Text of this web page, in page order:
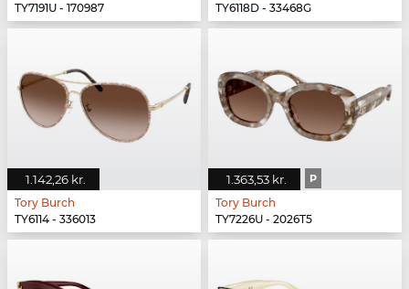
TY7191U - 170987
TY6118D - 33468G
1.142,26 kr.
Tory Burch
TY6114 - 336013
1.363,53 kr. P
Tory Burch
TY7226U - 2026T5